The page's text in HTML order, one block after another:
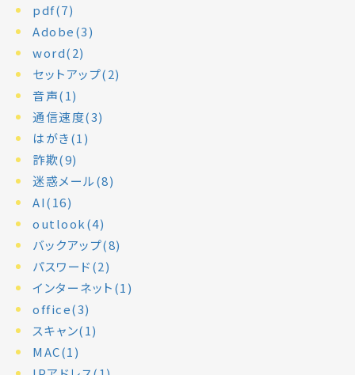
pdf(7)
Adobe(3)
word(2)
セットアップ(2)
音声(1)
通信速度(3)
はがき(1)
詐欺(9)
迷惑メール(8)
AI(16)
outlook(4)
バックアップ(8)
パスワード(2)
インターネット(1)
office(3)
スキャン(1)
MAC(1)